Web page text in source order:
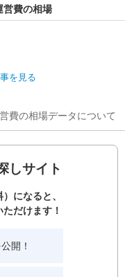
営費の相場
を見る
の相場データについて
しサイト
になると、
だけます！
開！